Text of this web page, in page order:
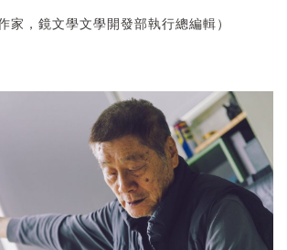
家，鏡文學文學開發部執行總編輯）